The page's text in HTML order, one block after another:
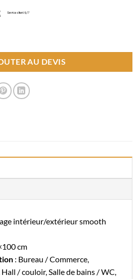
AU DEVIS
intérieur/extérieur smooth
cm
: Bureau / Commerce,
/ couloir, Salle de bains / WC,